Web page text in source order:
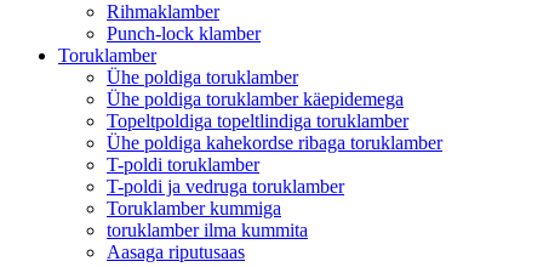
Rihmaklamber
Punch-lock klamber
Toruklamber
Ühe poldiga toruklamber
Ühe poldiga toruklamber käepidemega
Topeltpoldiga topeltlindiga toruklamber
Ühe poldiga kahekordse ribaga toruklamber
T-poldi toruklamber
T-poldi ja vedruga toruklamber
Toruklamber kummiga
toruklamber ilma kummita
Aasaga riputusaas